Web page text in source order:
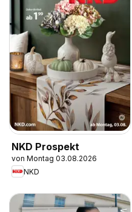
NKD Prospekt
von Montag 03.08.2026
NKD